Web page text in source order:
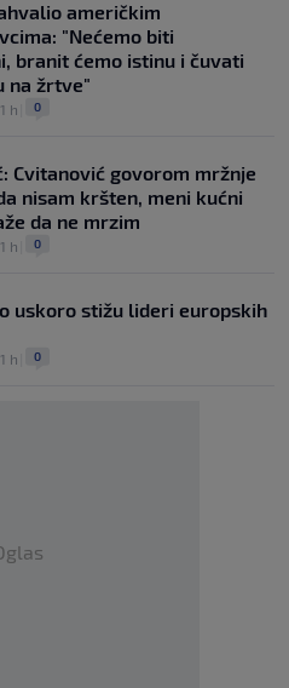
američkim
"Nećemo biti
branit ćemo istinu i čuvati
na žrtve"
h 0
Cvitanović govorom mržnje
nisam kršten, meni kućni
da ne mrzim
h 0
uskoro stižu lideri europskih
h 0